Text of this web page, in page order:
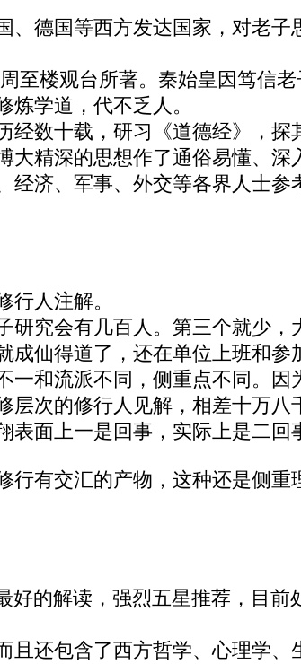
、德国等西方发达国家，对老
至楼观台所著。秦始皇因笃信
学道，代不乏人。
经数十载，研习《道德经》，
精深的思想作了通俗易懂、
济、军事、外交等各界人士参
人注解。
研究会有几百人。第三个就少
仙得道了，还在单位上班和参
和流派不同，侧重点不同。因
次的修行人见解，相差十万八
面上一是回事，实际上是二回
行有交汇的产物，这种还是侧
的解读，强烈五星推荐，目前
还包含了西方哲学、心理学、